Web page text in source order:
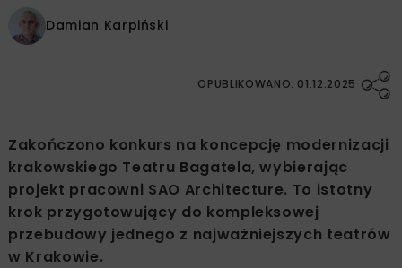
Damian Karpiński
OPUBLIKOWANO: 01.12.2025
Zakończono konkurs na koncepcję modernizacji
krakowskiego Teatru Bagatela, wybierając
projekt pracowni SAO Architecture. To istotny
krok przygotowujący do kompleksowej
przebudowy jednego z najważniejszych teatrów
w Krakowie.